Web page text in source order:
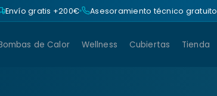
Envío gratis +200€ Asesoramiento técnico gratuito
de Calor Wellness Cubiertas Tienda